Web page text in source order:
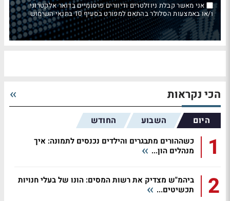
אני מאשר קבלת ניוזלטרים ודיוורים פרסומיים בדואר אלקטרוני
ו/או באמצעות הסלולר בהתאם למפורט בסעיף 10 בתנאי השימוש
הכי נקראות
היום השבוע החודש
1
כשההורים מתבגרים והילדים נכנסים לתמונה: איך
מנהלים הון...
2
ביהמ"ש מצדיק את רשות המסים: הונו של בעלי חנויות
תכשיטים...